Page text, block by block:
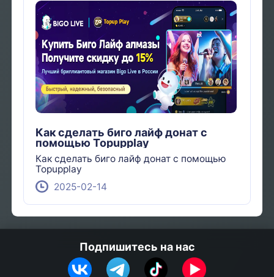
Как сделать биго лайф донат с
помощью Topupplay
Как сделать биго лайф донат с помощью
Topupplay
2025-02-14
Подпишитесь на нас